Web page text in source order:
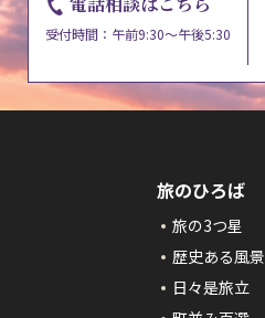
受付時間：午前9:30～午後5:30
旅のひろば
旅の3つ星
歴史ある風景
日々是旅立